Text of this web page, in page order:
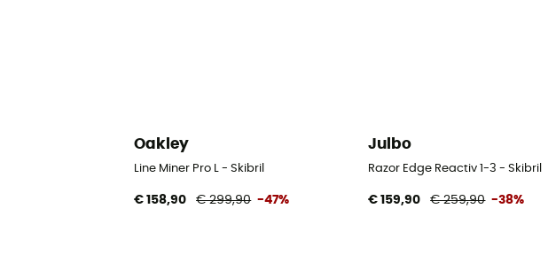
Oakley
Line Miner Pro L - Skibril
€ 158,90 € 299,90 -47%
Julbo
Razor Edge Reactiv 1-3 - Skibril
€ 159,90 € 259,90 -38%